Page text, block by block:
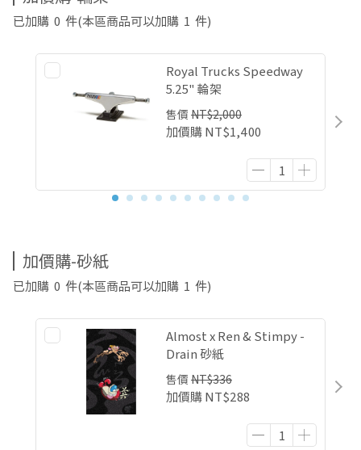
已加購 0 件(本區商品可以加購 1 件)
Royal Trucks Speedway
5.25" 輪架
售價 NT$2,000
加價購NT$1,400
加價購-砂紙
已加購 0 件(本區商品可以加購 1 件)
Almost x Ren & Stimpy -
Drain 砂紙
售價 NT$336
加價購NT$288